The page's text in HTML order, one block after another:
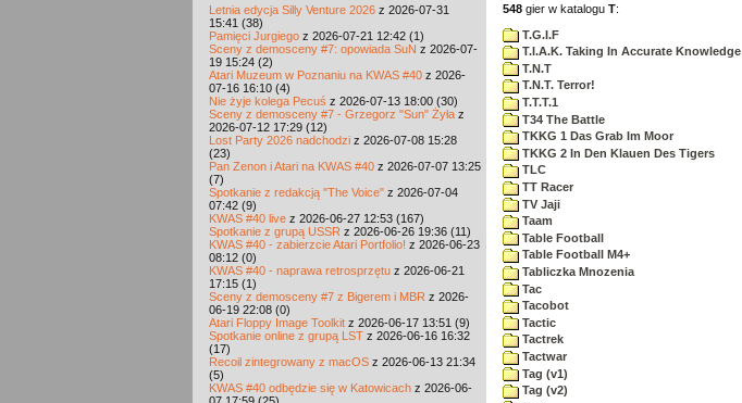
Letnia edycja Silly Venture 2026 z 2026-07-31
15:41 (38)
Pamięci Jurgiego z 2026-07-21 12:42 (1)
Sceny z demosceny #7: opowiada SuN z 2026-07-
19 15:24 (2)
Atari Muzeum w Poznaniu na KWAS #40 z 2026-
07-16 16:10 (4)
Nie żyje kolega Pecuś z 2026-07-13 18:00 (30)
Sceny z demosceny #7 - Grzegorz "Sun" Żyła z
2026-07-12 17:29 (12)
Lost Party 2026 nadchodzi z 2026-07-08 15:28
(23)
Pan Zenon i Atari na KWAS #40 z 2026-07-07 13:25
(7)
Spotkanie z redakcją "The Voice" z 2026-07-04
07:42 (9)
KWAS #40 live z 2026-06-27 12:53 (167)
Spotkanie z grupą USSR z 2026-06-26 19:36 (11)
KWAS #40 - zabierzcie Atari Portfolio! z 2026-06-23
08:12 (0)
KWAS #40 - naprawa retrosprzętu z 2026-06-21
17:15 (1)
Sceny z demosceny #7 z Bigerem i MBR z 2026-
06-19 22:08 (0)
Atari Floppy Image Toolkit z 2026-06-17 13:51 (9)
Spotkanie online z grupą LST z 2026-06-16 16:32
(17)
Recoil zintegrowany z macOS z 2026-06-13 21:34
(5)
KWAS #40 odbędzie się w Katowicach z 2026-06-
548 gier w katalogu T:
T.G.I.F
T.I.A.K. Taking In Accurate Knowledge
T.N.T
T.N.T. Terror!
T.T.T.1
T34 The Battle
TKKG 1 Das Grab Im Moor
TKKG 2 In Den Klauen Des Tigers
TLC
TT Racer
TV Jaji
Taam
Table Football
Table Football M4+
Tabliczka Mnozenia
Tac
Tacobot
Tactic
Tactrek
Tactwar
Tag (v1)
Tag (v2)